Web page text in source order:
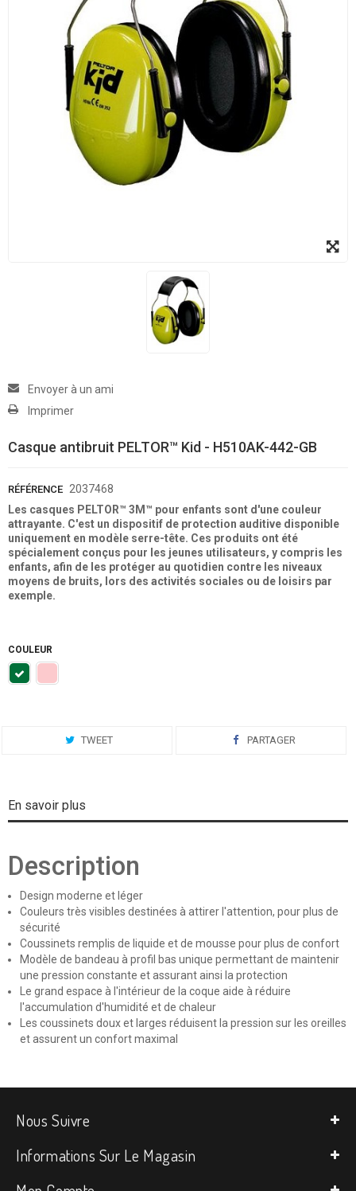
Envoyer à un ami
Imprimer
Casque antibruit PELTOR™ Kid - H510AK-442-GB
RÉFÉRENCE 2037468
Les casques PELTOR™ 3M™ pour enfants sont d'une couleur
attrayante. C'est un dispositif de protection auditive disponible
uniquement en modèle serre-tête. Ces produits ont été
spécialement conçus pour les jeunes utilisateurs, y compris les
enfants, afin de les protéger au quotidien contre les niveaux
moyens de bruits, lors des activités sociales ou de loisirs par
exemple.
COULEUR
TWEET PARTAGER
En savoir plus
Description
Design moderne et léger
Couleurs très visibles destinées à attirer l'attention, pour plus de
sécurité
Coussinets remplis de liquide et de mousse pour plus de confort
Modèle de bandeau à profil bas unique permettant de maintenir
une pression constante et assurant ainsi la protection
Le grand espace à l'intérieur de la coque aide à réduire
l'accumulation d'humidité et de chaleur
Les coussinets doux et larges réduisent la pression sur les oreilles
et assurent un confort maximal
Nous Suivre
Informations Sur Le Magasin